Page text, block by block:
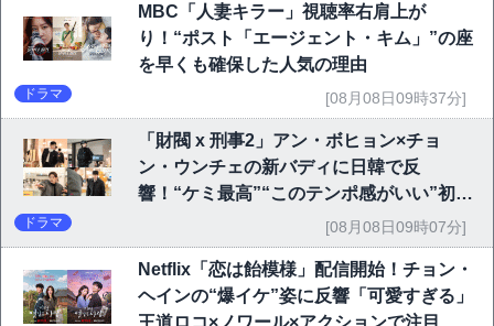
MBC「人妻キラー」視聴率右肩上が
り！“ポスト「エージェント・キム」”の座
を早くも確保した人気の理由
ドラマ [08月08日09時37分]
「財閥 x 刑事2」アン・ボヒョン×チョ
ン・ウンチェの新バディに日韓で反
響！“ケミ最高”“このテンポ感がいい”初回
ドラマ [08月08日09時07分]
Netflix「恋は飴模様」配信開始！チョン・
ヘインの“爆イケ”姿に反響「可愛すぎる」
王道ロコ×ノワール×アクションで注目